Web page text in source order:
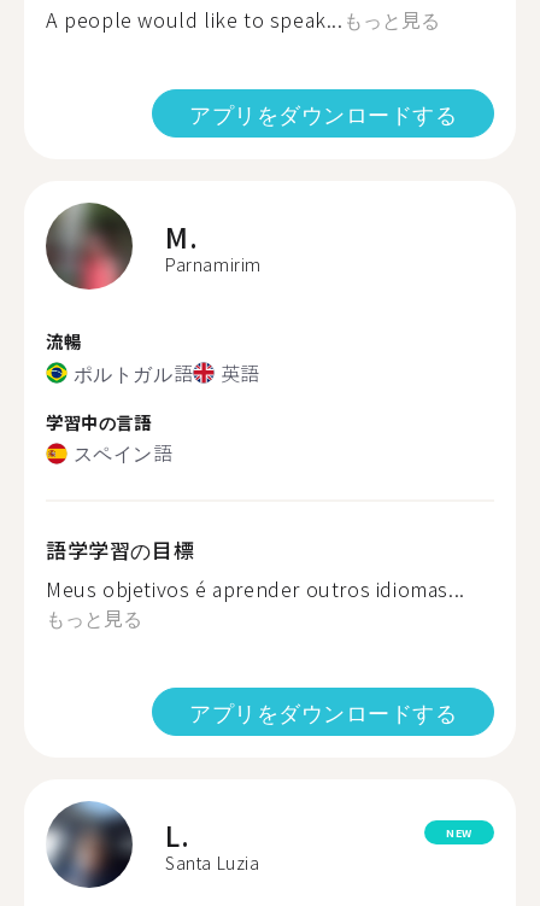
A people would like to speak... もっと見る
アプリをダウンロードする
M.
Parnamirim
流暢
ポルトガル語 英語
学習中の言語
スペイン語
語学学習の目標
Meus objetivos é aprender outros idiomas...
もっと見る
アプリをダウンロードする
L.
Santa Luzia
NEW